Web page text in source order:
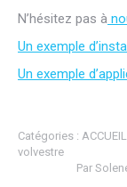
N’hésitez pas à
Un exemple
Un exemple
Catégories : ACCUEIL
volvestre
Par